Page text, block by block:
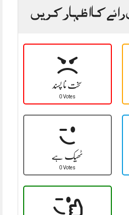
کا اظہار کریں
سخت نا پسند
0 Votes
ٹھیک ہے
0 Votes